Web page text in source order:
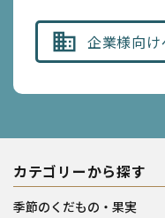
business 企業様向け
カテゴリーから探す
季節のくだもの・果実